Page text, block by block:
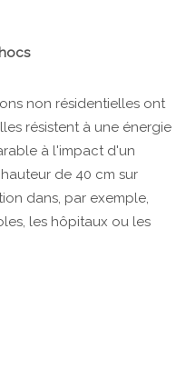
non résidentielles ont
résistent à une énergie
à l'impact d'un
de 40 cm sur
dans, par exemple,
les hôpitaux ou les